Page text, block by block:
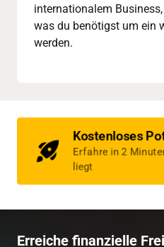
internationalem
was du benötigst um ein
werden.
Kostenloses
Erfahre in 2
liegt
Erreiche finanzielle